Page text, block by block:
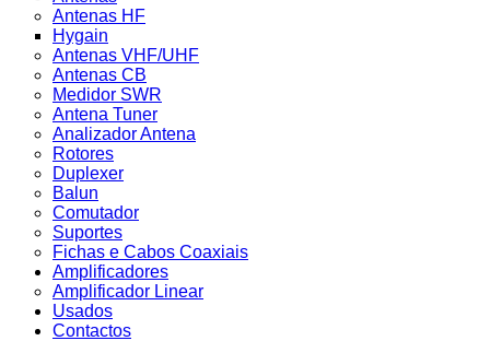
Antenas HF
Hygain
Antenas VHF/UHF
Antenas CB
Medidor SWR
Antena Tuner
Analizador Antena
Rotores
Duplexer
Balun
Comutador
Suportes
Fichas e Cabos Coaxiais
Amplificadores
Amplificador Linear
Usados
Contactos